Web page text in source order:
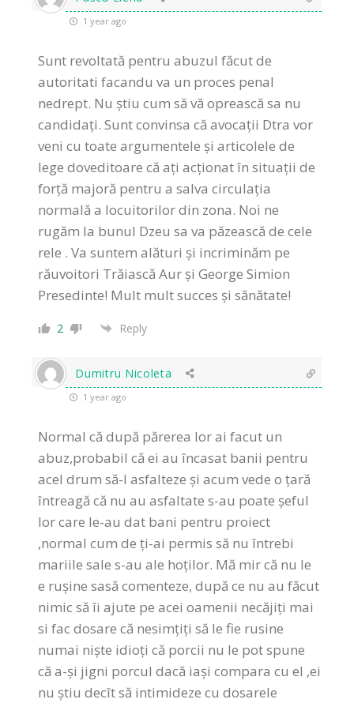
1 year ago
Sunt revoltată pentru abuzul făcut de
autoritati facandu va un proces penal
nedrept. Nu știu cum să vă oprească sa nu
candidați. Sunt convinsa că avocații Dtra vor
veni cu toate argumentele și articolele de
lege doveditoare că ați acționat în situații de
forță majoră pentru a salva circulația
normală a locuitorilor din zona. Noi ne
rugăm la bunul Dzeu sa va păzească de cele
rele . Va suntem alături și incriminăm pe
răuvoitori Trăiască Aur și George Simion
Presedinte! Mult mult succes și sănătate!
2 Reply
Dumitru Nicoleta
1 year ago
Normal că după părerea lor ai facut un
abuz,probabil că ei au încasat banii pentru
acel drum să-l asfalteze și acum vede o țară
întreagă că nu au asfaltate s-au poate șeful
lor care le-au dat bani pentru proiect
,normal cum de ți-ai permis să nu întrebi
mariile sale s-au ale hoților. Mă mir că nu le
e rușine sasă comenteze, după ce nu au făcut
nimic să îi ajute pe acei oamenii necăjiți mai
si fac dosare că nesimțiți să le fie rusine
numai niște idioți că porcii nu le pot spune
că a-și jigni porcul dacă iași compara cu el ,ei
nu știu decît să intimideze cu dosarele